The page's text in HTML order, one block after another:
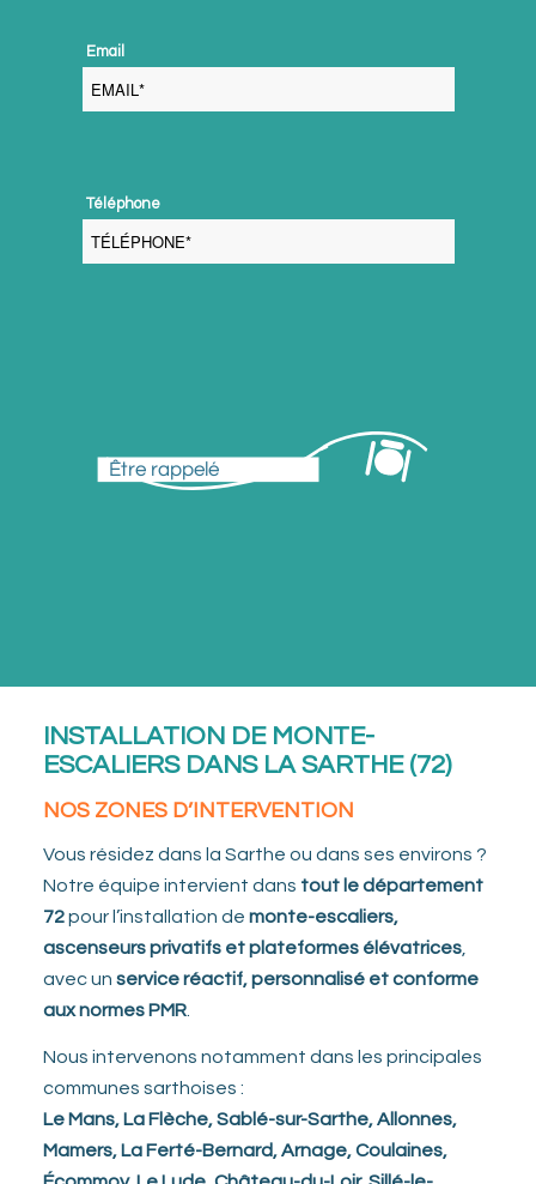
Email
Téléphone
Être rappelé
INSTALLATION DE MONTE-
ESCALIERS DANS LA SARTHE (72)
NOS ZONES D’INTERVENTION
Vous résidez dans la Sarthe ou dans ses environs ?
Notre équipe intervient dans tout le département
72pour l’installation de monte-escaliers,
ascenseurs privatifs et plateformes élévatrices,
avec un service réactif, personnalisé et conforme
aux normes PMR.
Nous intervenons notamment dans les principales
communes sarthoises :
Le Mans, La Flèche, Sablé-sur-Sarthe, Allonnes,
Mamers, La Ferté-Bernard, Arnage, Coulaines,